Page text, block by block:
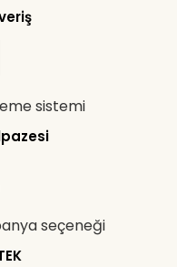
sistemi
seçeneği